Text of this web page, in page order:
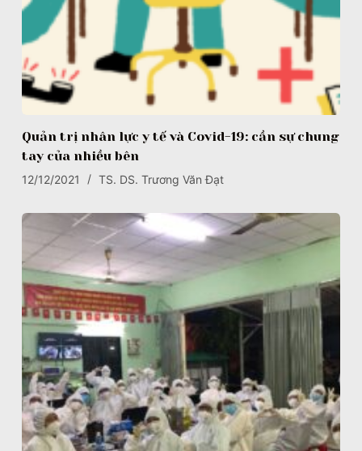
Quản trị nhân lực y tế và Covid-19: cần sự chung
tay của nhiều bên
12/12/2021 TS. DS. Trương Văn Đạt